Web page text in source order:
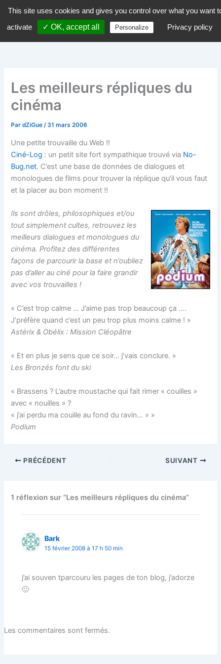
contenu
dZiGue
Les meilleurs répliques du
cinéma
PardZiGue/31 mars 2006
Une petite trouvaille du Web !!
Ciné-Log : un petit site fort sympathique trouvé via No-
Bug.net. C’est une base de données de dialogues et
monologues de films pour trouver la réplique qu’il vous faut
et la placer au bon moment !!
Ils sont drôles, philosophiques et/ou
tout simplement cultes, retrouvez les
meilleurs dialogues et monologues du
cinéma. Profitez des différentes
façons de parcourir la base et n’oubliez
pas d’aller au ciné pour la faire grandir
avec vos trouvailles !
« C’est trop calme … J’aime pas trop beaucoup ça ….
J’préfère quand c’est un peu trop plus moins calme ! »
Astérix & Obélix : Mission Cléopâtre
« Et en plus je sens que ce soir… j’vais conclure. »
Les Bronzés font du ski
« Brassens ? L’autre moustache qui fait rimer « couilles »
avec « nouilles » ?
« j’ai perdu ma couille au fond du ravin… » »
Podium
PRÉCÉDENT SUIVANT
1 réflexion sur “Les meilleurs répliques du cinéma”
Bark
15 février 2008 à 17 h 50 min
j’ai souven tparcouru les pages de ton blog, j’adorze
🙂
Les commentaires sont fermés.
This site uses cookies and gives you control over what you want
activate
✓ OK, accept all Personalize Privacy policy